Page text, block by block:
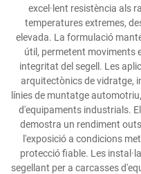
excel·lent resistència als
temperatures extremes,
elevada. La formulació
útil, permetent moviments
integritat del segell. Les
arquitectònics de vidratge,
línies de muntatge
d'equipaments industrials.
demostra un rendiment
l'exposició a condicions
protecció fiable. Les
segellant per a carcasses